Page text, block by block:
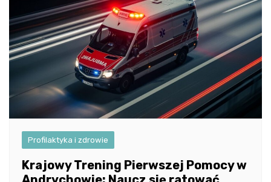
Profilaktyka i zdrowie
Krajowy Trening Pierwszej Pomocy w